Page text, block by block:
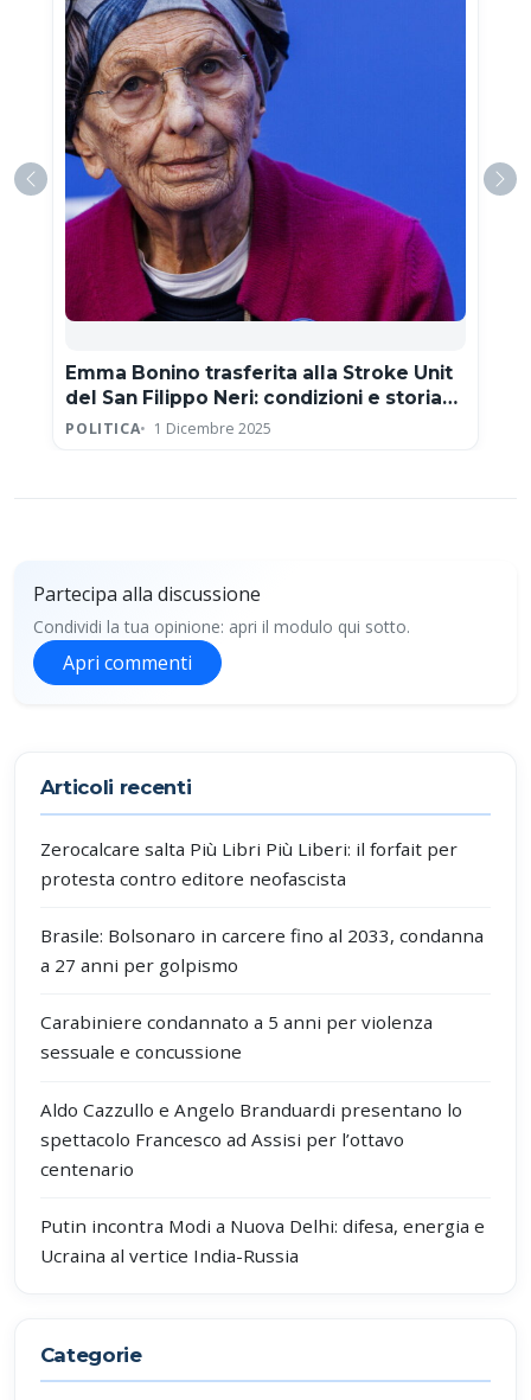
Emma Bonino trasferita alla Stroke Unit
del San Filippo Neri: condizioni e storia
clinica
POLITICA 1 Dicembre 2025
Partecipa alla discussione
Condividi la tua opinione: apri il modulo qui sotto.
Apri commenti
Articoli recenti
Zerocalcare salta Più Libri Più Liberi: il forfait per
protesta contro editore neofascista
Brasile: Bolsonaro in carcere fino al 2033, condanna
a 27 anni per golpismo
Carabiniere condannato a 5 anni per violenza
sessuale e concussione
Aldo Cazzullo e Angelo Branduardi presentano lo
spettacolo Francesco ad Assisi per l’ottavo
centenario
Putin incontra Modi a Nuova Delhi: difesa, energia e
Ucraina al vertice India-Russia
Categorie